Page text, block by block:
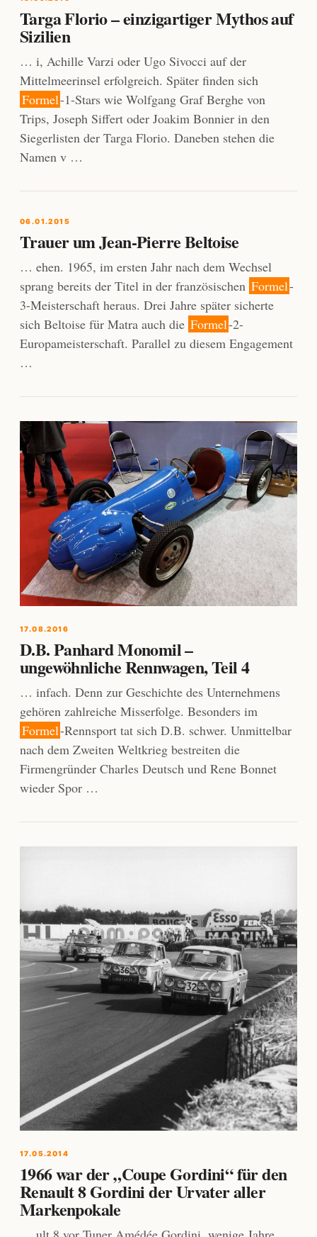
Targa Florio – einzigartiger Mythos auf
Sizilien
… i, Achille Varzi oder Ugo Sivocci auf der
Mittelmeerinsel erfolgreich. Später finden sich
Formel-1-Stars wie Wolfgang Graf Berghe von
Trips, Joseph Siffert oder Joakim Bonnier in den
Siegerlisten der Targa Florio. Daneben stehen die
Namen v …
06.01.2015
Trauer um Jean-Pierre Beltoise
… ehen. 1965, im ersten Jahr nach dem Wechsel
sprang bereits der Titel in der französischen Formel-
3-Meisterschaft heraus. Drei Jahre später sicherte
sich Beltoise für Matra auch die Formel-2-
Europameisterschaft. Parallel zu diesem Engagement
…
17.08.2016
D.B. Panhard Monomil –
ungewöhnliche Rennwagen, Teil 4
… infach. Denn zur Geschichte des Unternehmens
gehören zahlreiche Misserfolge. Besonders im
Formel-Rennsport tat sich D.B. schwer. Unmittelbar
nach dem Zweiten Weltkrieg bestreiten die
Firmengründer Charles Deutsch und Rene Bonnet
wieder Spor …
17.05.2014
1966 war der „Coupe Gordini“ für den
Renault 8 Gordini der Urvater aller
Markenpokale